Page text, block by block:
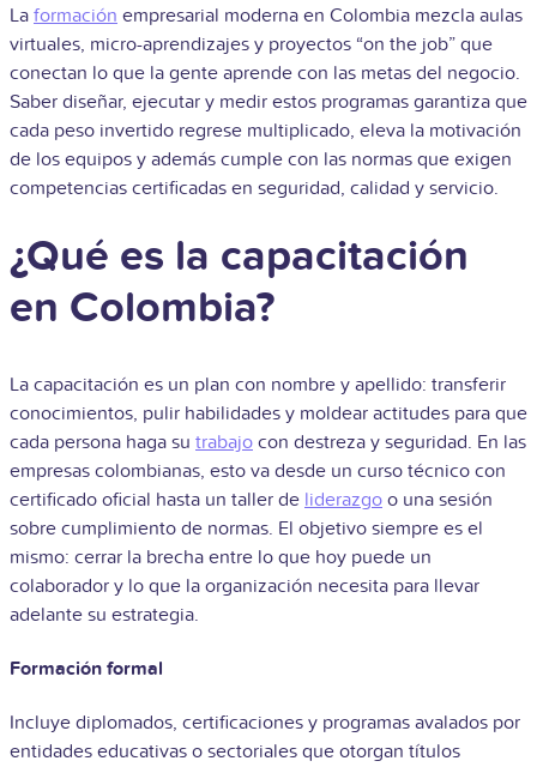
La formación empresarial moderna en Colombia mezcla aulas
virtuales, micro-aprendizajes y proyectos “on the job” que
conectan lo que la gente aprende con las metas del negocio.
Saber diseñar, ejecutar y medir estos programas garantiza que
cada peso invertido regrese multiplicado, eleva la motivación
de los equipos y además cumple con las normas que exigen
competencias certificadas en seguridad, calidad y servicio.
¿Qué es la capacitación
en Colombia?
La capacitación es un plan con nombre y apellido: transferir
conocimientos, pulir habilidades y moldear actitudes para que
cada persona haga su trabajo con destreza y seguridad. En las
empresas colombianas, esto va desde un curso técnico con
certificado oficial hasta un taller de liderazgo o una sesión
sobre cumplimiento de normas. El objetivo siempre es el
mismo: cerrar la brecha entre lo que hoy puede un
colaborador y lo que la organización necesita para llevar
adelante su estrategia.
Formación formal
Incluye diplomados, certificaciones y programas avalados por
entidades educativas o sectoriales que otorgan títulos